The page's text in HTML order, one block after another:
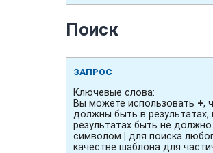
Поиск
ЗАПРОС
Ключевые слова:
Вы можете использовать +,
должны быть в результатах,
результатах быть не
символом | для поиска
качестве шаблона для